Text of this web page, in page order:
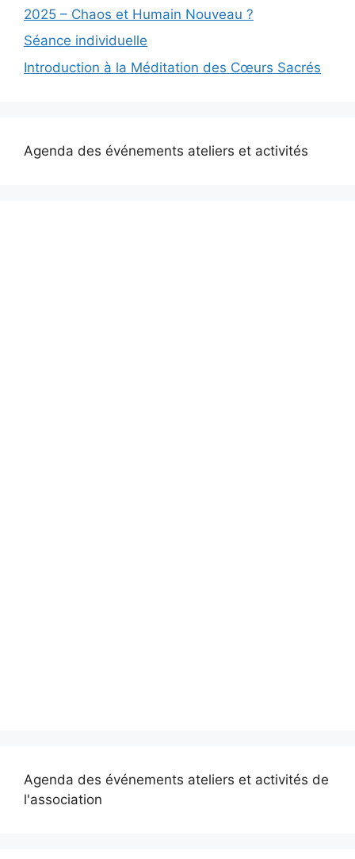
2025 – Chaos et Humain Nouveau ?
Séance individuelle
Introduction à la Méditation des Cœurs Sacrés
Agenda des événements ateliers et activités
Agenda des événements ateliers et activités de
l'association